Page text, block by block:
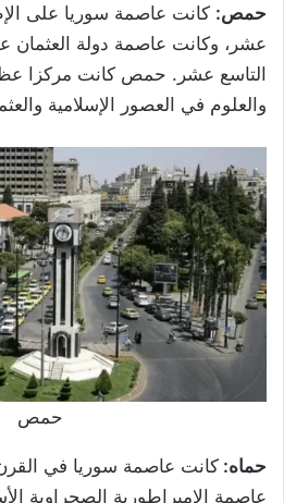
حمص: كانت عاصمة سوريا على
عشر، وكانت عاصمة دولة العثمان
التاسع عشر. حمص كانت مركزا
والعلوم في العصور الإسلامية
حمص
حماه: كانت عاصمة سوريا في
عاصمة الإمبراطورية الصحراوية